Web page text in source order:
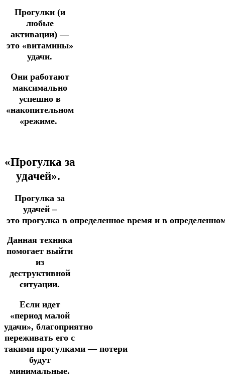
Прогулки (и
любые
активации) —
это «витамины»
удачи.
Они работают
максимально
успешно в
«накопительном
«режиме.
«Прогулка за
удачей».
Прогулка за
удачей –
это прогулка в определенное время и в
Данная техника
помогает выйти
из
деструктивной
ситуации.
Если идет
«период малой
удачи», благоприятно
переживать его с
такими прогулками— потери
будут
минимальные.